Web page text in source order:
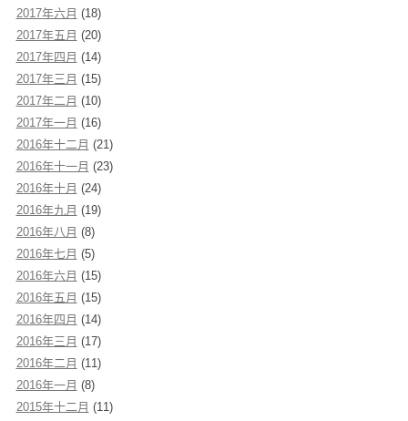
2017年六月 (18)
2017年五月 (20)
2017年四月 (14)
2017年三月 (15)
2017年二月 (10)
2017年一月 (16)
2016年十二月 (21)
2016年十一月 (23)
2016年十月 (24)
2016年九月 (19)
2016年八月 (8)
2016年七月 (5)
2016年六月 (15)
2016年五月 (15)
2016年四月 (14)
2016年三月 (17)
2016年二月 (11)
2016年一月 (8)
2015年十二月 (11)